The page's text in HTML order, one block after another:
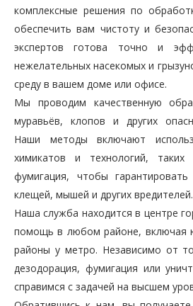
комплексные решения по
обеспечить вам чистоту и
экспертов готова точно и
нежелательных насекомых и
среду в вашем доме или офисе.
Мы проводим качественную
муравьёв, клопов и других
Наши методы включают
химикатов и технологий,
фумигация, чтобы
клещей, мышей и других вредителей.
Наша служба находится в центре
помощь в любом районе, включая
районы у метро. Независимо от
дезодорация, фумигация или
справимся с задачей на высшем